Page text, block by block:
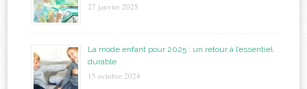
27 janvier 2025
La mode enfant pour 2025 : un retour à l’essentiel
durable
15 octobre 2024